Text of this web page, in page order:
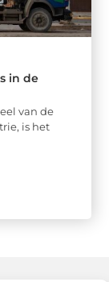
in de
van de
is het